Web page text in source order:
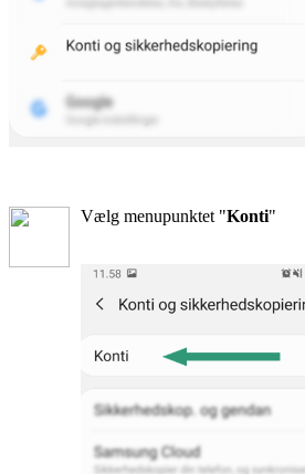
Vælg menupunktet "Konti"